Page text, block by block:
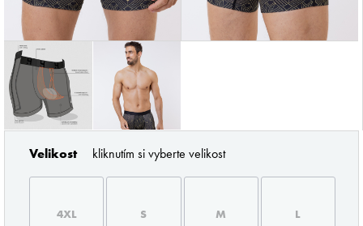
Velikost kliknutím si vyberte velikost
4XL S M L
PODLE CENY OD NEJNOVĚJŠÍCH